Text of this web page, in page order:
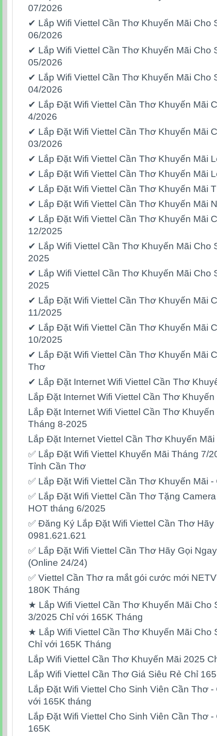
07/2026
✔ Lắp Wifi Viettel Cần Thơ Khuyến Mãi Cho
06/2026
✔ Lắp Wifi Viettel Cần Thơ Khuyến Mãi Cho
05/2026
✔ Lắp Wifi Viettel Cần Thơ Khuyến Mãi Cho
04/2026
✔ Lắp Đặt Wifi Viettel Cần Thơ Khuyến Mãi
4/2026
✔ Lắp Đặt Wifi Viettel Cần Thơ Khuyến Mãi
03/2026
✔ Lắp Đặt Wifi Viettel Cần Thơ Khuyến Mãi
✔ Lắp Đặt Wifi Viettel Cần Thơ Khuyến Mãi
✔ Lắp Đặt Wifi Viettel Cần Thơ Khuyến Mãi
✔ Lắp Đặt Wifi Viettel Cần Thơ Khuyến Mãi
✔ Lắp Đặt Wifi Viettel Cần Thơ Khuyến Mãi
12/2025
✔ Lắp Wifi Viettel Cần Thơ Khuyến Mãi Cho
2025
✔ Lắp Wifi Viettel Cần Thơ Khuyến Mãi Cho
2025
✔ Lắp Đặt Wifi Viettel Cần Thơ Khuyến Mãi
11/2025
✔ Lắp Đặt Wifi Viettel Cần Thơ Khuyến Mãi
10/2025
✔ Lắp Đặt Wifi Viettel Cần Thơ Khuyến Mãi
Thơ
✔ Lắp Đặt Internet Wifi Viettel Cần Thơ
Lắp Đặt Internet Wifi Viettel Cần Thơ
Lắp Đặt Internet Wifi Viettel Cần Thơ
Tháng 8-2025
Lắp Đặt Internet Viettel Cần Thơ Khuyến
✅ Lắp Đặt Wifi Viettel Khuyến Mãi Tháng 7/
Tỉnh Cần Thơ
✅ Lắp Đặt Wifi Viettel Cần Thơ Khuyến Mãi
✅ Lắp Đặt Wifi Viettel Cần Thơ Tặng
HOT tháng 6/2025
✅ Đăng Ký Lắp Đặt Wifi Viettel Cần Thơ Hãy
0981.621.621
✅ Lắp Đặt Wifi Viettel Cần Thơ Hãy Gọi
(Online 24/24)
✅ Viettel Cần Thơ ra mắt gói cước mới
180K Tháng
★ Lắp Wifi Viettel Cần Thơ Khuyến Mãi Cho
3/2025 Chỉ với 165K Tháng
★ Lắp Wifi Viettel Cần Thơ Khuyến Mãi Cho
Chỉ với 165K Tháng
Lắp Wifi Viettel Cần Thơ Khuyến Mãi 2025
Lắp Wifi Viettel Cần Thơ Giá Siêu Rẻ Chỉ
Lắp Đặt Wifi Viettel Cho Sinh Viên Cần Thơ
với 165K tháng
Lắp Đặt Wifi Viettel Cho Sinh Viên Cần Thơ
165K